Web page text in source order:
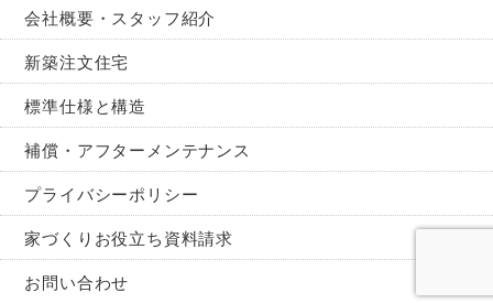
会社概要・スタッフ紹介
新築注文住宅
標準仕様と構造
補償・アフターメンテナンス
プライバシーポリシー
家づくりお役立ち資料請求
お問い合わせ